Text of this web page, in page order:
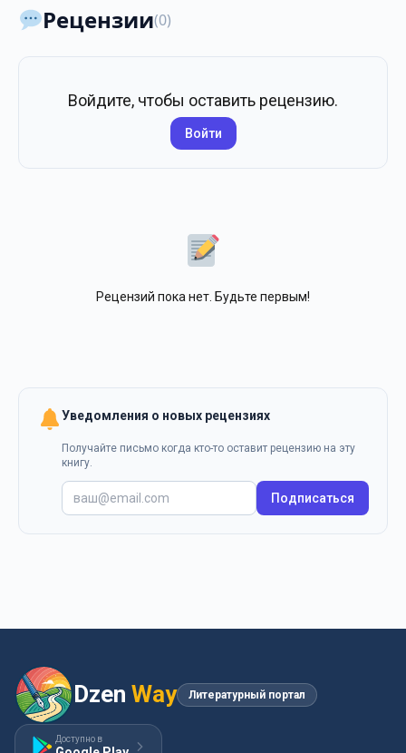
Рецензии(0)
Войдите, чтобы оставить рецензию.
Войти
Рецензий пока нет. Будьте первым!
Уведомления о новых рецензиях
Получайте письмо когда кто-то оставит рецензию на эту
книгу.
Подписаться
Dzen Way Литературный портал
Доступно в